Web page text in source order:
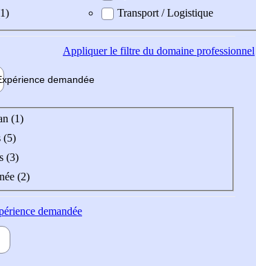
Transport / Logistique
Appliquerle filtre du domaine professionnel
demandée
(1)
(5)
(3)
(2)
demandée